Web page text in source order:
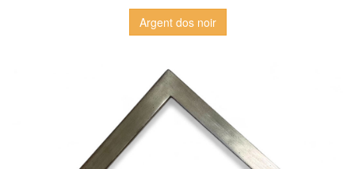
Argent dos noir